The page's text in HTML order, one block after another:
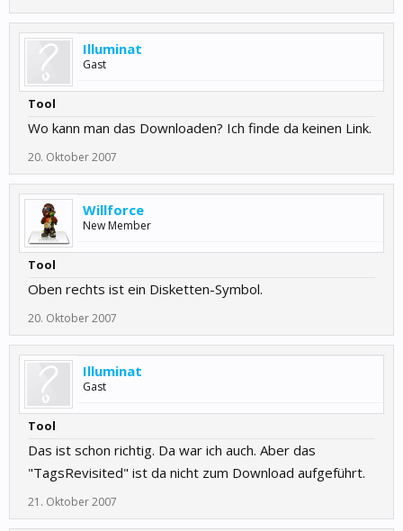
Illuminat
Gast
Tool
Wo kann man das Downloaden? Ich finde da keinen Link.
20. Oktober 2007
Willforce
New Member
Tool
Oben rechts ist ein Disketten-Symbol.
20. Oktober 2007
Illuminat
Gast
Tool
Das ist schon richtig. Da war ich auch. Aber das
"TagsRevisited" ist da nicht zum Download aufgeführt.
21. Oktober 2007